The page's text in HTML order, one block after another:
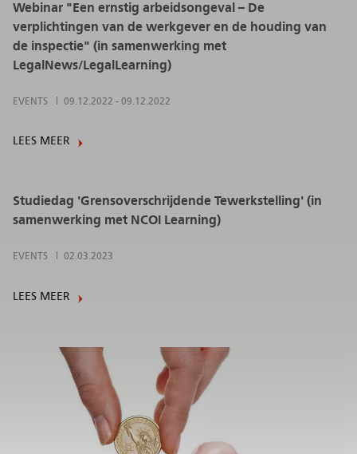
Webinar "Een ernstig arbeidsongeval – De
verplichtingen van de werkgever en de houding van
de inspectie" (in samenwerking met
LegalNews/LegalLearning)
EVENTS 09.12.2022 - 09.12.2022
LEES MEER
Studiedag 'Grensoverschrijdende Tewerkstelling' (in
samenwerking met NCOI Learning)
EVENTS 02.03.2023
LEES MEER